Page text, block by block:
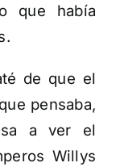
que había
de que el
pensaba,
a ver el
Willys